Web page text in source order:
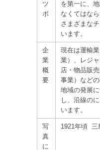
ツ
ボ
を第一に、
なくてはな
さまざまな
います。
企
業
概
要
現在は運輸
業）、レジ
店・物品販
事業）など
地域の発展
し、沿線の
います。
写
真
に
1921年頃 三